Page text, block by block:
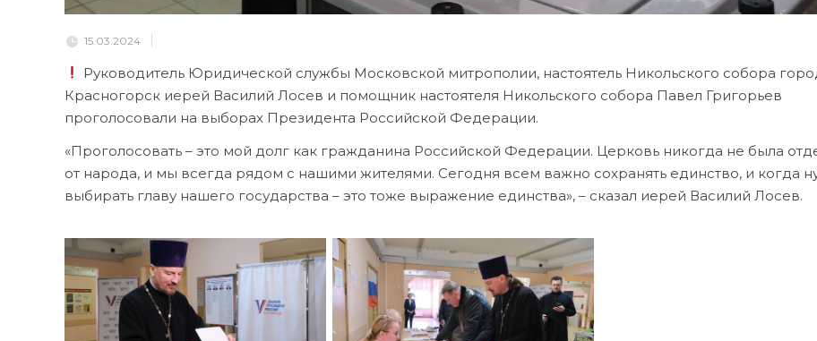
15.03.2024
Руководитель Юридической службы Московской митрополии, настоятель Никольского собора
Красногорск иерей Василий Лосев и помощник настоятеля Никольского собора Павел Григорьев
проголосовали на выборах Президента Российской Федерации.
«Проголосовать – это мой долг как гражданина Российской Федерации. Церковь никогда не была
от народа, и мы всегда рядом с нашими жителями. Сегодня всем важно сохранять единство, и когда
выбирать главу нашего государства – это тоже выражение единства», – сказал иерей Василий Лосев.